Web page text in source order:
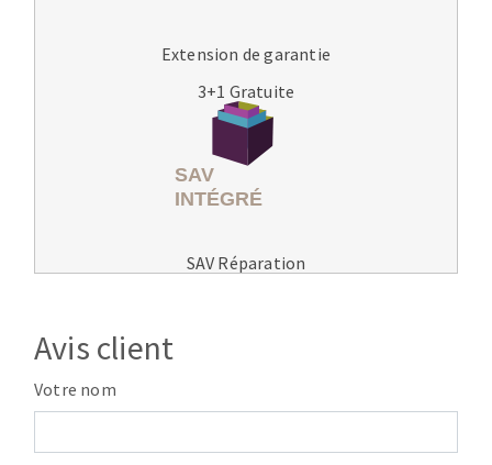
Extension de garantie
3+1 Gratuite
SAV Réparation
Avis client
Votre nom